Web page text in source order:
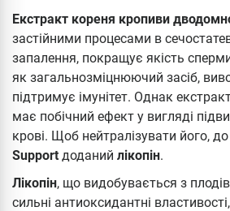
Екстракт кореня кропиви
застійними процесами в
запалення, покращує якість
як загальнозміцнюючий засіб,
підтримує імунітет. Однак
має побічний ефект у вигляді
крові. Щоб нейтралізувати його, до
Support доданий лікопін.
Лікопін, що видобувається з
сильні антиоксидантні